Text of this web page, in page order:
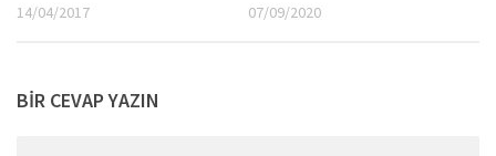
14/04/2017 07/09/2020
BIR CEVAP YAZIN